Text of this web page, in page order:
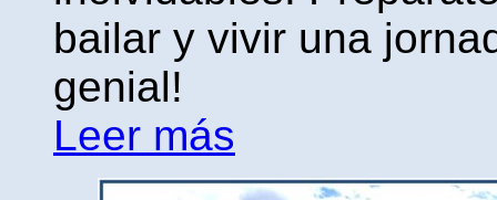
bailar y vivir una
genial!
Leer más